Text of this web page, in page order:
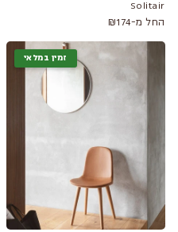
Solitair
החל מ-₪174
זמין במלאי